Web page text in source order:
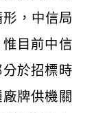
，中信局
目前中信
於招標時
牌供機關